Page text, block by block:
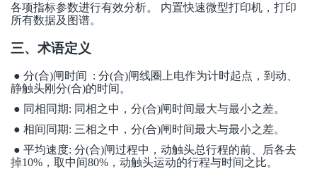
各项指标参数进行有效分析。 内置快速微型打印机，打印
所有数据及图谱。
三、术语定义
● 分(合)闸时间 : 分(合)闸线圈上电作为计时起点，到动、
静触头刚分(合)的时间。
● 同相同期: 同相之中，分(合)闸时间最大与最小之差。
● 相间同期: 三相之中，分(合)闸时间最大与最小之差。
● 平均速度: 分(合)闸过程中，动触头总行程的前、后各去
掉10%，取中间80%，动触头运动的行程与时间之比。